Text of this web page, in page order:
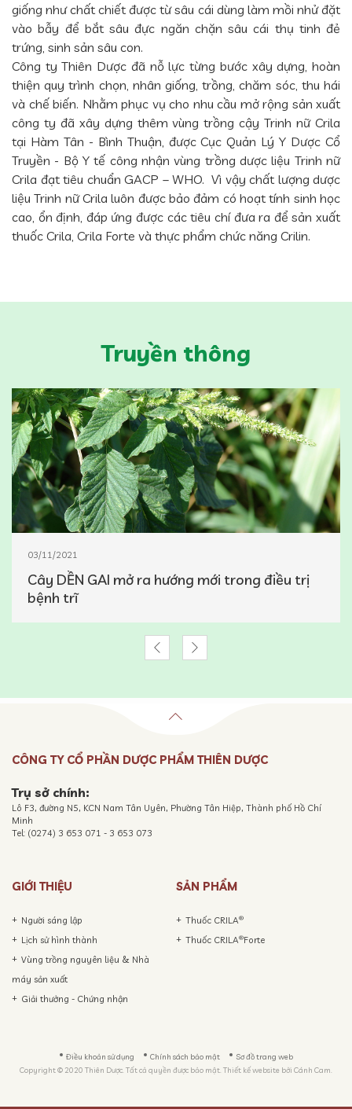
giống như chất chiết được từ sâu cái dùng làm mồi nhử đặt
vào bẫy để bắt sâu đực ngăn chặn sâu cái thụ tinh đẻ
trứng, sinh sản sâu con.
Công ty Thiên Dược đã nỗ lực từng bước xây dựng, hoàn
thiện quy trình chọn, nhân giống, trồng, chăm sóc, thu hái
và chế biến. Nhằm phục vụ cho nhu cầu mở rộng sản xuất
công ty đã xây dựng thêm vùng trồng cậy Trinh nữ Crila
tại Hàm Tân - Bình Thuận, được Cục Quản Lý Y Dược Cổ
Truyền - Bộ Y tế công nhận vùng trồng dược liệu Trinh nữ
Crila đạt tiêu chuẩn GACP – WHO. Vì vậy chất lượng dược
liệu Trinh nữ Crila luôn được bảo đảm có hoạt tính sinh học
cao, ổn định, đáp ứng được các tiêu chí đưa ra để sản xuất
thuốc Crila, Crila Forte và thực phẩm chức năng Crilin.
Truyền thông
03/11/2021
Cây DỀN GAI mở ra hướng mới trong điều trị
bệnh trĩ
CÔNG TY CỔ PHẦN DƯỢC PHẨM THIÊN DƯỢC
Trụ sở chính:
Lô F3, đường N5, KCN Nam Tân Uyên, Phường Tân Hiệp, Thành phố Hồ Chí
Minh
Tel: (0274) 3 653 071 - 3 653 073
GIỚI THIỆU
Người sáng lập
Lịch sử hình thành
Vùng trồng nguyên liệu & Nhà
máy sản xuất
Giải thưởng - Chứng nhận
SẢN PHẨM
Thuốc CRILA®
Thuốc CRILA®Forte
Điều khoản sử dụng Chính sách bảo mật
Sơ đồ trang web
Copyright © 2020 Thiên Dược. Tất cả quyền được bảo mật. Thiết kế website bởi Cánh Cam.